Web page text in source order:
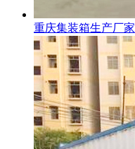
重庆集装箱生产厂家